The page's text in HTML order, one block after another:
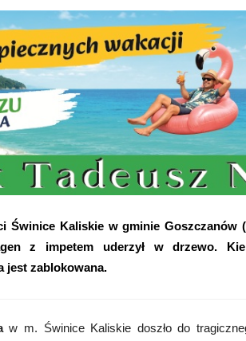
Świnice Kaliskie w gminie
z impetem uderzył w drzewo.
jest zablokowana.
w m. Świnice Kaliskie doszło do